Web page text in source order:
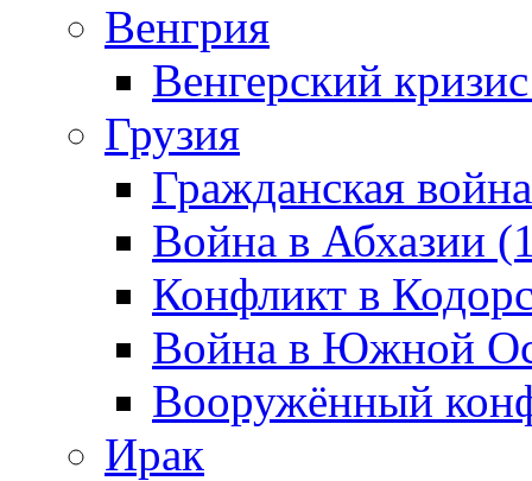
Венгрия
Венгерский
Грузия
Гражданская
Война в Абхазии
Конфликт в
Война в Южной
Вооружённый
Ирак